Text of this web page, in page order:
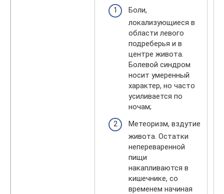
Боли,
локализующиеся в
области левого
подреберья и в
центре живота.
Болевой синдром
носит умеренный
характер, но часто
усиливается по
ночам;
Метеоризм, вздутие
живота. Остатки
непереваренной
пищи
накапливаются в
кишечнике, со
временем начиная